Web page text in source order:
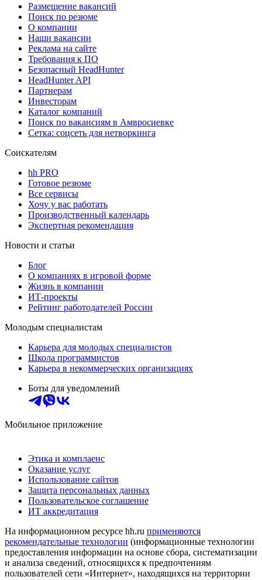
Размещение вакансий
Поиск по резюме
О компании
Наши вакансии
Реклама на сайте
Требования к ПО
Безопасный HeadHunter
HeadHunter API
Партнерам
Инвесторам
Каталог компаний
Поиск по вакансиям в Амвросиевке
Сетка: соцсеть для нетворкинга
Соискателям
hh PRO
Готовое резюме
Все сервисы
Хочу у вас работать
Производственный календарь
Экспертная рекомендация
Новости и статьи
Блог
О компаниях в игровой форме
Жизнь в компании
ИТ-проекты
Рейтинг работодателей России
Молодым специалистам
Карьера для молодых специалистов
Школа программистов
Карьера в некоммерческих организациях
Боты для уведомлений
Мобильное приложение
Этика и комплаенс
Оказание услуг
Использование сайтов
Защита персональных данных
Пользовательское соглашение
ИТ аккредитация
На информационном ресурсе hh.ru применяются
рекомендательные технологии (информационные технологии
предоставления информации на основе сбора, систематизации
и анализа сведений, относящихся к предпочтениям
пользователей сети «Интернет», находящихся на территории